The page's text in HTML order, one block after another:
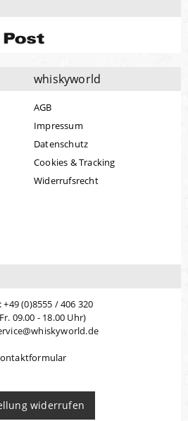
whiskyworld
AGB
Impressum
Datenschutz
Cookies & Tracking
Widerrufsrecht
+49 (0)8555 / 406 320
09.00 - 18.00 Uhr)
widerrufen